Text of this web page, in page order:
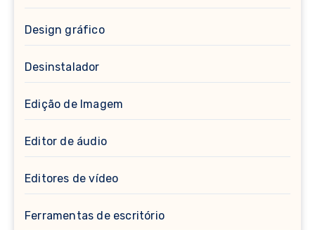
Design gráfico
Desinstalador
Edição de Imagem
Editor de áudio
Editores de vídeo
Ferramentas de escritório